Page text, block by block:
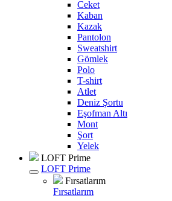
Ceket
Kaban
Kazak
Pantolon
Sweatshirt
Gömlek
Polo
T-shirt
Atlet
Deniz Şortu
Eşofman Altı
Mont
Şort
Yelek
LOFT Prime
LOFT Prime
Fırsatlarım
Fırsatlarım